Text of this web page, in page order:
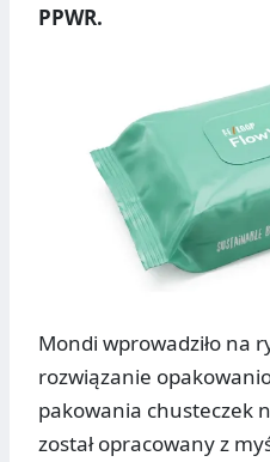
PPWR.
Mondi wprowadziło na
rozwiązanie
pakowania chusteczek
został opracowany z